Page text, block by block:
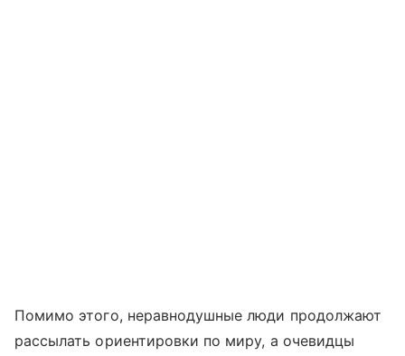
Помимо этого, неравнодушные люди продолжают
рассылать ориентировки по миру, а очевидцы